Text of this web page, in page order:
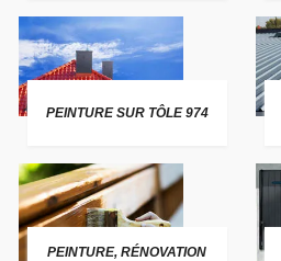
PEINTURE SUR TÔLE 974
PEINTURE, RÉNOVATION